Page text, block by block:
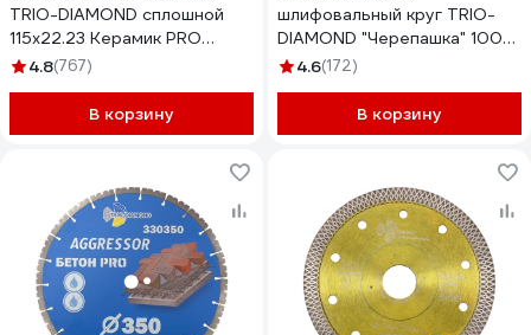
TRIO-DIAMOND сплошной
115x22.23 Керамик PRO
Супер Тонкий 370115
4.8(767)
В корзину
шлифовальный круг TRIO-
DIAMOND "Черепашка" 100
мм № 50 340050
4.6(172)
В корзину